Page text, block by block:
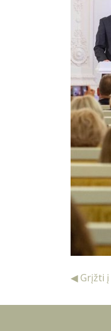
◀ Grįžti į